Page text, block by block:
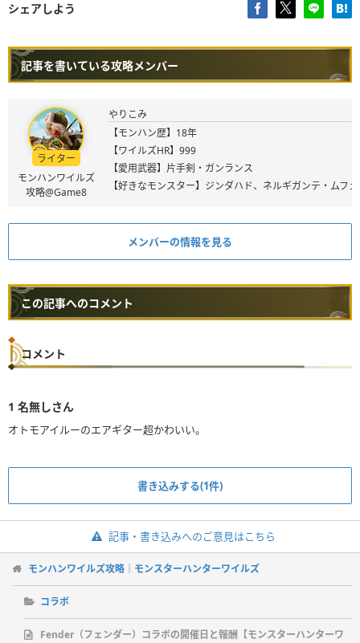
シェアしよう
記事を書いている攻略メンバー
ライター
モンハンワイルズ
攻略@Game8
やりこみ
【モンハン歴】18年
【ワイルズHR】999
【愛用武器】片手剣・ガンランス
【好きなモンスター】ジンダハド、ネルギガンテ・ムフ
メンバーの情報を見る
この記事へのコメント
コメント
1 名無しさん
オトモアイルーのエアギター超かわいい。
書き込みする(1件)
記事・書き込みへのご意見はこちら
モンハンワイルズ攻略｜モンスターハンターワイルズ
コラボ
Fender（フェンダー）コラボの開催日と報酬【モンスターハンターワ